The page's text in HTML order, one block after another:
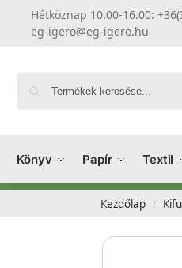
Hétköznap 10.00-16.00:
eg-igero@eg-igero.hu
Könyv Papír Textil
Kezdőlap /